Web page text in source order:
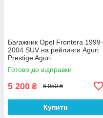
Багажник Opel Frontera 1999-
2004 SUV на рейлинги Aguri
Prestige Aguri
Готово до відправки
5 200 ₴ 6 050 ₴
Купити